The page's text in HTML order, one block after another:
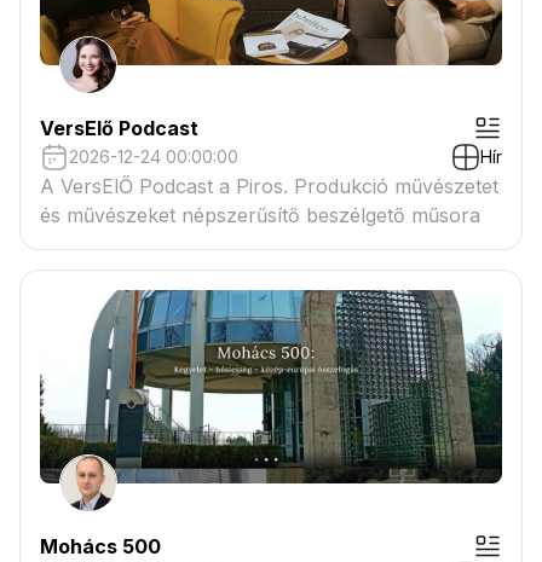
VersElő Podcast
2026-12-24 00:00:00 Hír
A VersElŐ Podcast a Piros. Produkció művészetet
és művészeket népszerűsítő beszélgető műsora
Mohács 500